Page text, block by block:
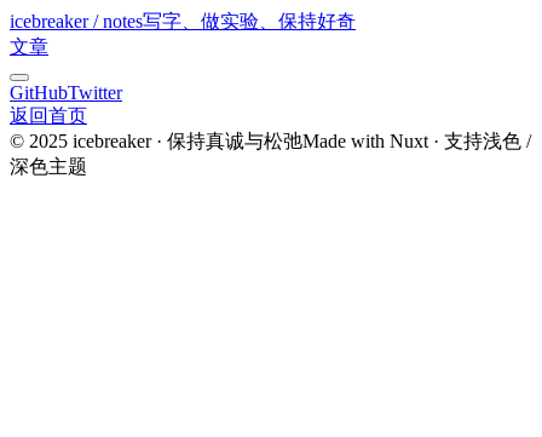
icebreaker / notes写字、做实验、保持好奇
文章
GitHubTwitter
返回首页
© 2025 icebreaker · 保持真诚与松弛Made with Nuxt · 支持浅色 /
深色主题